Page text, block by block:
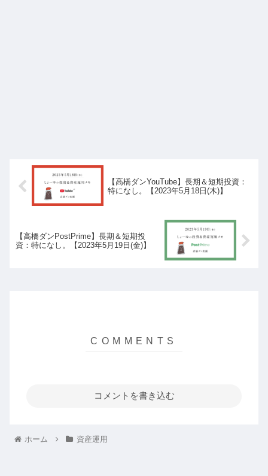
【高橋ダンYouTube】長期＆短期投資：
特になし。【2023年5月18日(木)】
【高橋ダンPostPrime】長期＆短期投
資：特になし。【2023年5月19日(金)】
コメントを書き込む
ホーム 資産運用